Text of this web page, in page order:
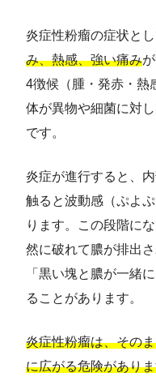
炎症性粉瘤の症状とし
み、熱感、強い痛み
4徴候（腫・発赤・熱
体が異物や細菌に対
です。
炎症が進行すると、
触ると波動感（ぷよ
ります。この段階に
然に破れて膿が排出
「黒い塊と膿が一緒
ることがあります。
炎症性粉瘤は、その
に広がる危険があり